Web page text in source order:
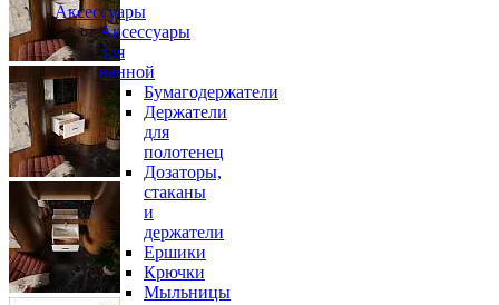
Аксессуары
Аксессуары
для
ванной
Бумагодержатели
Держатели
для
полотенец
Дозаторы,
стаканы
и
держатели
Ершики
Крючки
Мыльницы